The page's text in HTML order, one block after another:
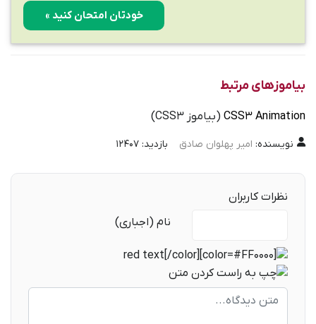
خودتان امتحان کنید »
بیاموزهای مرتبط
CSS3 Animation (بیاموز CSS3)
نویسنده: امیر پهلوان صادق بازدید: 12407
نظرات کاربران
نام (اجباری)